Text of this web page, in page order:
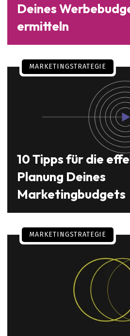
Deines
ermitteln
10 Tipps für die
Planung Deines
Marketingbudgets
MARKETINGSTRATEGIE
MARKETINGSTRATEGIE